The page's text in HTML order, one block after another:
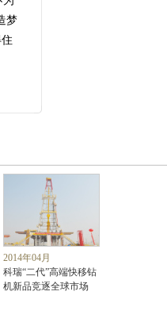
梦
2014年04月
科瑞“二代”高端快移钻
机新品竞逐全球市场